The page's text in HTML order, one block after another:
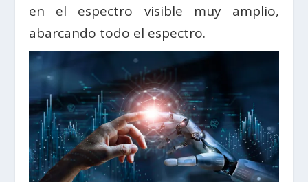
en el espectro visible muy amplio,
abarcando todo el espectro.